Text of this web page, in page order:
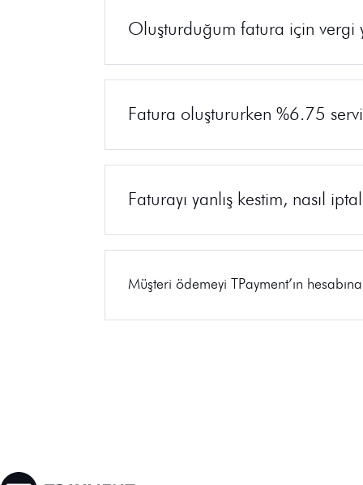
Oluşturduğum fatura için
Fatura oluştururken %6.75
Faturayı yanlış kestim, nasıl
Müşteri ödemeyi TPayment’ın